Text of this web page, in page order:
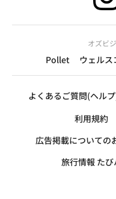
オズビ
Pollet ウェルス
よくあるご質問(ヘル
利用規約
広告掲載についての
旅行情報 たび